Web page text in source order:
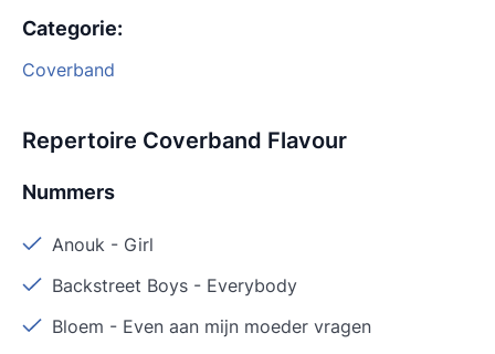
Categorie:
Coverband
Repertoire Coverband Flavour
Nummers
Anouk - Girl
Backstreet Boys - Everybody
Bloem - Even aan mijn moeder vragen